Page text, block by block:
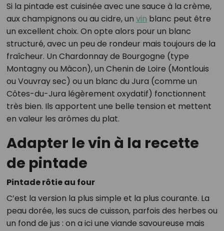
Si la pintade est cuisinée avec une sauce à la crème,
aux champignons ou au cidre, un vin blanc peut être
un excellent choix. On opte alors pour un blanc
structuré, avec un peu de rondeur mais toujours de la
fraîcheur. Un Chardonnay de Bourgogne (type
Montagny ou Mâcon), un Chenin de Loire (Montlouis
ou Vouvray sec) ou un blanc du Jura (comme un
Côtes-du-Jura légèrement oxydatif) fonctionnent
très bien. Ils apportent une belle tension et mettent
en valeur les arômes du plat.
Adapter le vin à la recette
de pintade
Pintade rôtie au four
C’est la version la plus simple et la plus courante. La
peau dorée, les sucs de cuisson, parfois des herbes ou
un fond de jus : on a ici une viande savoureuse mais